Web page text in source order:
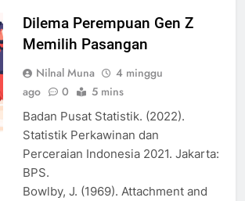
Dilema Perempuan Gen Z
Memilih Pasangan
Nilnal Muna
4 minggu
ago
0 5 mins
Badan Pusat Statistik. (2022).
Statistik Perkawinan dan
Perceraian Indonesia 2021. Jakarta:
BPS.
Bowlby, J. (1969). Attachment and